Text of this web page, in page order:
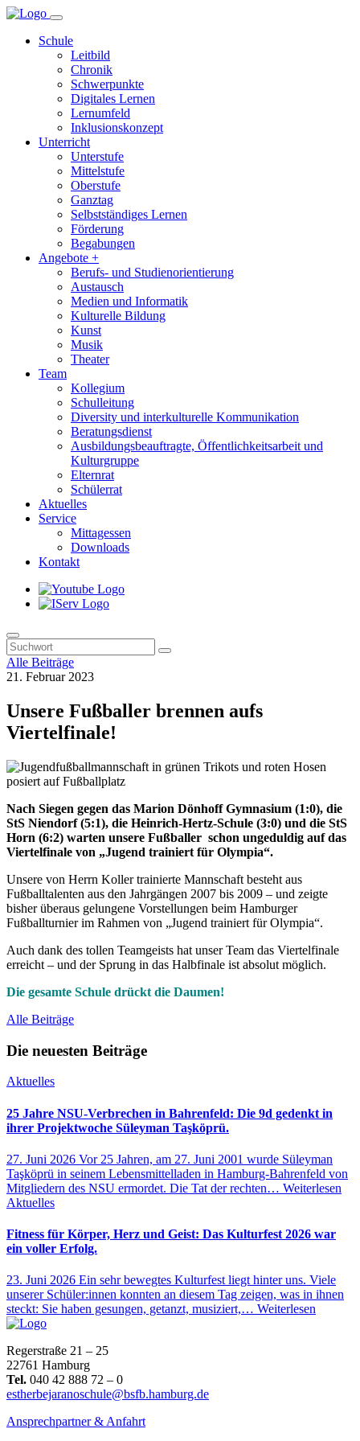
Schule
Leitbild
Chronik
Schwerpunkte
Digitales Lernen
Lernumfeld
Inklusionskonzept
Unterricht
Unterstufe
Mittelstufe
Oberstufe
Ganztag
Selbstständiges Lernen
Förderung
Begabungen
Angebote +
Berufs- und Studienorientierung
Austausch
Medien und Informatik
Kulturelle Bildung
Kunst
Musik
Theater
Team
Kollegium
Schulleitung
Diversity und interkulturelle Kommunikation
Beratungsdienst
Ausbildungsbeauftragte, Öffentlichkeitsarbeit und
Kulturgruppe
Elternrat
Schülerrat
Aktuelles
Service
Mittagessen
Downloads
Kontakt
Alle Beiträge
21. Februar 2023
Unsere Fußballer brennen aufs
Viertelfinale!
Nach Siegen gegen das Marion Dönhoff Gymnasium (1:0), die
StS Niendorf (5:1), die Heinrich-Hertz-Schule (3:0) und die StS
Horn (6:2) warten unsere Fußballer schon ungeduldig auf das
Viertelfinale von „Jugend trainiert für Olympia“.
Unsere von Herrn Koller trainierte Mannschaft besteht aus
Fußballtalenten aus den Jahrgängen 2007 bis 2009 – und zeigte
bisher überaus gelungene Vorstellungen beim Hamburger
Fußballturnier im Rahmen von „Jugend trainiert für Olympia“.
Auch dank des tollen Teamgeists hat unser Team das Viertelfinale
erreicht – und der Sprung in das Halbfinale ist absolut möglich.
Die gesamte Schule drückt die Daumen!
Alle Beiträge
Die neuesten Beiträge
Aktuelles
25 Jahre NSU-Verbrechen in Bahrenfeld: Die 9d gedenkt in
ihrer Projektwoche Süleyman Taşköprü.
27. Juni 2026 Vor 25 Jahren, am 27. Juni 2001 wurde Süleyman
Taşköprü in seinem Lebensmittelladen in Hamburg-Bahrenfeld von
Mitgliedern des NSU ermordet. Die Tat der rechten… Weiterlesen
Aktuelles
Fitness für Körper, Herz und Geist: Das Kulturfest 2026 war
ein voller Erfolg.
23. Juni 2026 Ein sehr bewegtes Kulturfest liegt hinter uns. Viele
unserer Schüler:innen konnten an diesem Tag zeigen, was in ihnen
steckt: Sie haben gesungen, getanzt, musiziert,… Weiterlesen
Regerstraße 21 – 25
22761 Hamburg
Tel. 040 42 888 72 – 0
estherbejaranoschule@bsfb.hamburg.de
Ansprechpartner & Anfahrt